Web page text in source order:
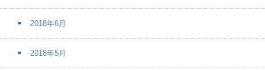
2018年6月
2018年5月